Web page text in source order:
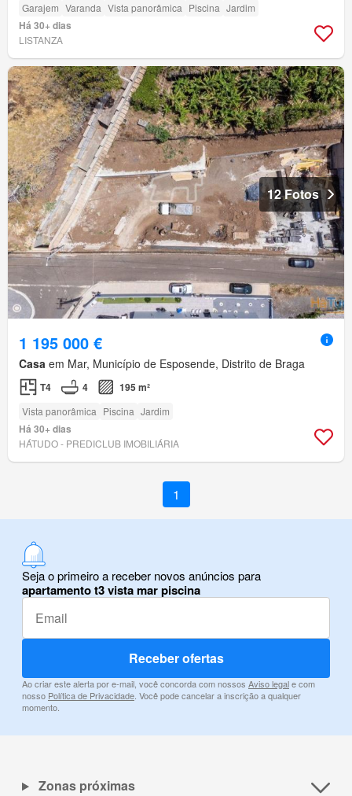
Garajem Varanda Vista panorâmica Piscina Jardim
Há 30+ dias
LISTANZA
12 Fotos
1 195 000 €
Casa em Mar, Município de Esposende, Distrito de Braga
T4 4 195 m²
Vista panorâmica Piscina Jardim
Há 30+ dias
HÁTUDO - PREDICLUB IMOBILIÁRIA
1
Seja o primeiro a receber novos anúncios para
apartamento t3 vista mar piscina
Receber ofertas
Ao criar este alerta por e-mail, você concorda com nossos Aviso legale com
nosso Política de Privacidade. Você pode cancelar a inscrição a qualquer
momento.
Zonas próximas